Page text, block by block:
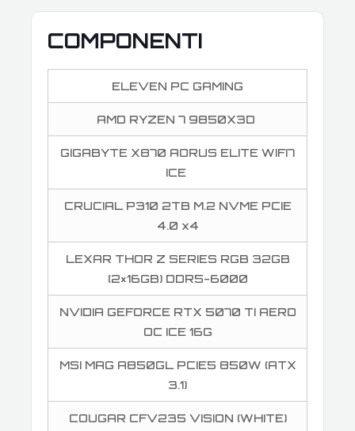
COMPONENTI
ELEVEN PC GAMING
AMD RYZEN 7 9850X3D
GIGABYTE X870 AORUS ELITE WIFI7
ICE
CRUCIAL P310 2TB M.2 NVME PCIE
4.0 x4
LEXAR THOR Z SERIES RGB 32GB
(2×16GB) DDR5-6000
NVIDIA GEFORCE RTX 5070 TI AERO
OC ICE 16G
MSI MAG A850GL PCIE5 850W (ATX
3.1)
COUGAR CFV235 VISION (WHITE)